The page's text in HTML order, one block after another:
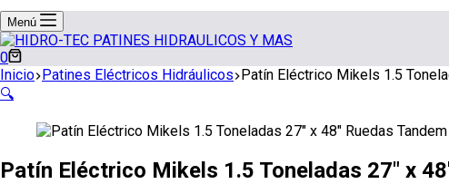
Menú
Carro
de
compra
0
Inicio Patines Eléctricos Hidráulicos Patín Eléctrico Mikels 1.5
🔍
Patín Eléctrico Mikels 1.5 Toneladas 27″ x